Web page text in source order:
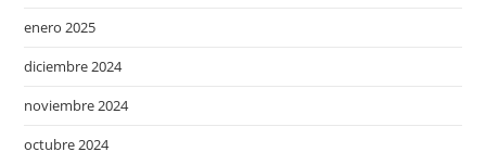
enero 2025
diciembre 2024
noviembre 2024
octubre 2024